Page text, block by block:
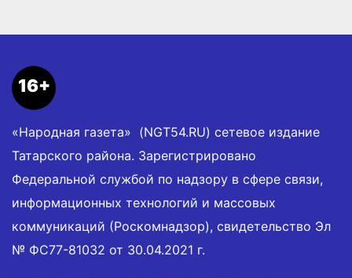
16+
«Народная газета» (NGT54.RU) сетевое издание
Татарского района. Зарегистрировано
Федеральной службой по надзору в сфере связи,
информационных технологий и массовых
коммуникаций (Роскомнадзор), свидетельство Эл
№ ФС77-81032 от 30.04.2021 г.